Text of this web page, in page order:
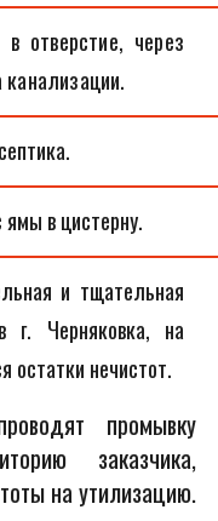
отверстие, через
в цистерну.
и тщательная
г. Черняковка, на
остатки нечистот.
промывку
заказчика,
на утилизацию.